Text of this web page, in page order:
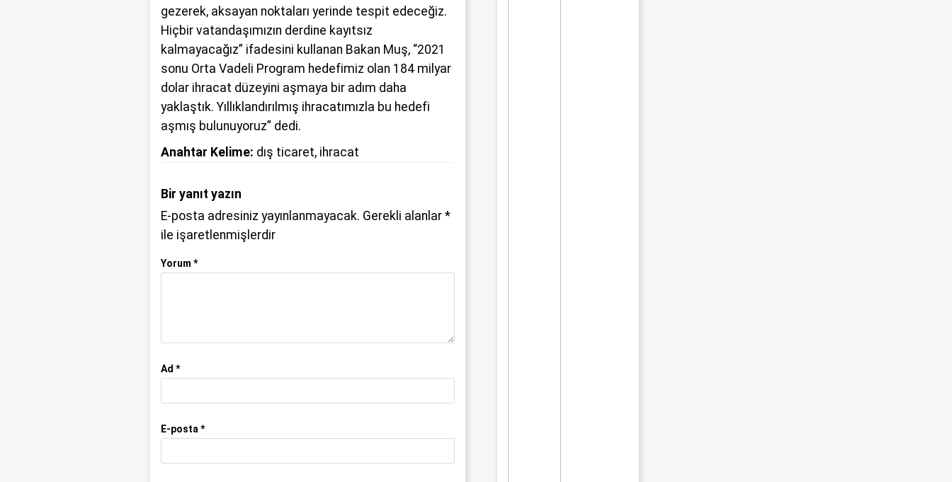
gezerek, aksayan noktaları yerinde tespit edeceğiz.
Hiçbir vatandaşımızın derdine kayıtsız
kalmayacağız” ifadesini kullanan Bakan Muş, “2021
sonu Orta Vadeli Program hedefimiz olan 184 milyar
dolar ihracat düzeyini aşmaya bir adım daha
yaklaştık. Yıllıklandırılmış ihracatımızla bu hedefi
aşmış bulunuyoruz” dedi.
Anahtar Kelime: dış ticaret, ihracat
Bir yanıt yazın
E-posta adresiniz yayınlanmayacak. Gerekli alanlar *
ile işaretlenmişlerdir
Yorum *
Ad *
E-posta *